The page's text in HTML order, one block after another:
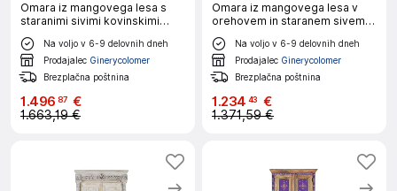
Omara iz mangovega lesa s
staranimi sivimi kovinskimi
nogami
Na voljo v 6-9 delovnih dneh
Prodajalec Ginerycolomer
Brezplačna poštnina
1.496 87 €
1.663,19 €
Omara iz mangovega lesa v
orehovem in staranem sivem
odtenku
Na voljo v 6-9 delovnih dneh
Prodajalec Ginerycolomer
Brezplačna poštnina
1.234 43 €
1.371,59 €